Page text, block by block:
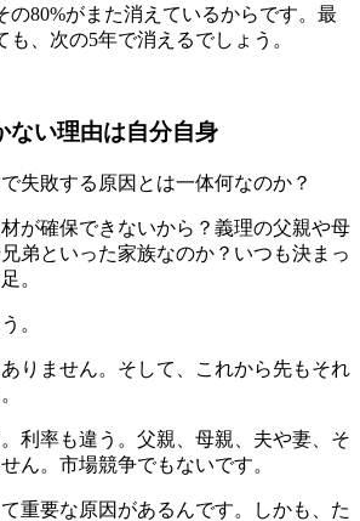
の80%がまた消えているからです。最
、次の5年で消えるでしょう。
ない理由は自分自身
失敗する原因とは一体何なのか？
が確保できないから？義理の父親や母
弟といった家族なのか？いつも決まっ
。
。
りません。そして、これから先もそれ
利率も違う。父親、母親、夫や妻、そ
ん。市場競争でもないです。
重要な原因があるんです。しかも、た